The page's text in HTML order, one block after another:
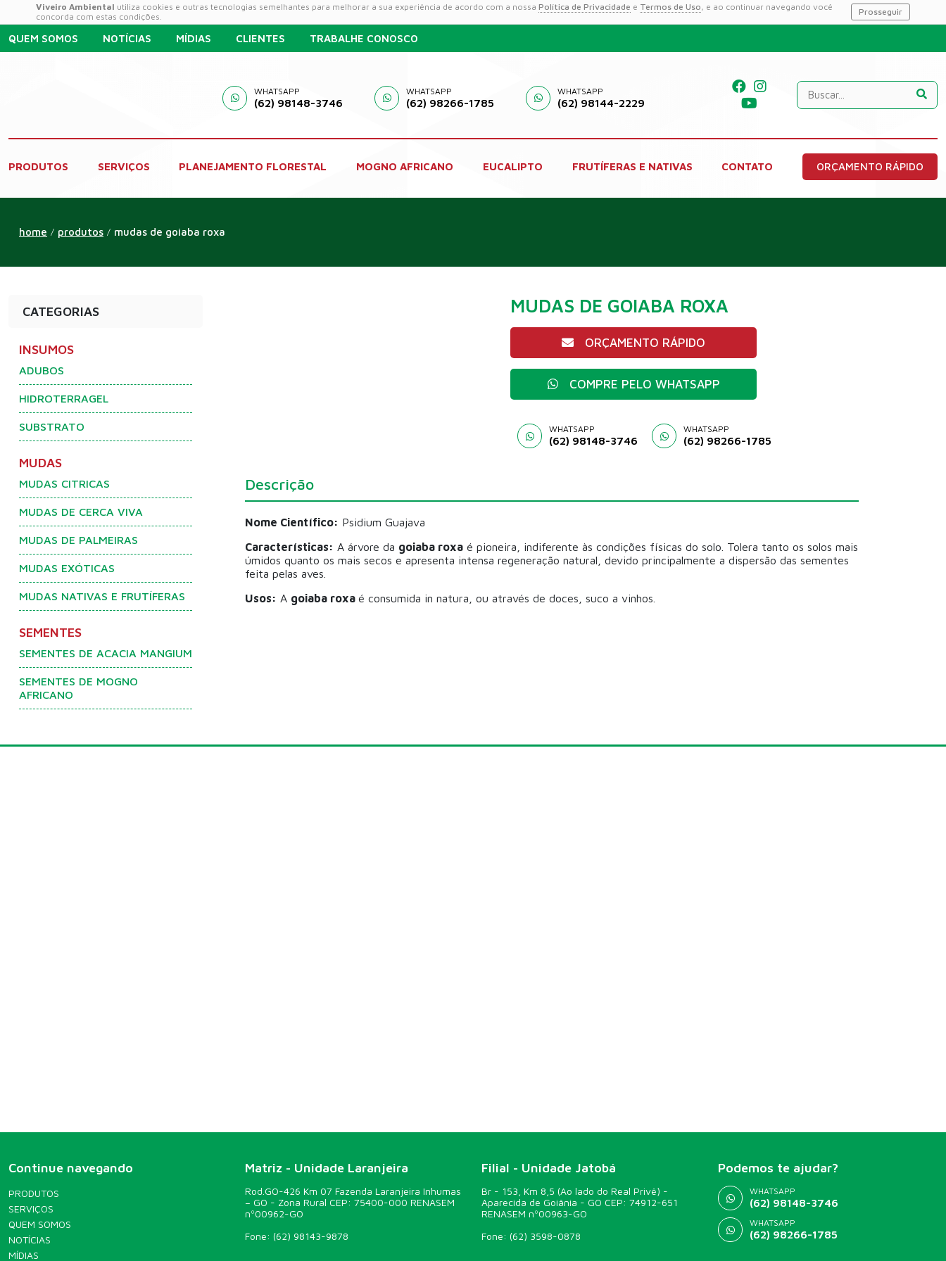
Viveiro Ambiental utiliza cookies e outras tecnologias semelhantes para melhorar a sua experiência de acordo com a nossa Política de Privacidade e Termos de Uso, e ao continuar navegando você
concorda com estas condições.
Prosseguir
QUEM SOMOS NOTÍCIAS MÍDIAS CLIENTES TRABALHE CONOSCO
WHATSAPP
(62) 98148-3746
WHATSAPP
(62) 98266-1785
WHATSAPP
(62) 98144-2229
PRODUTOS SERVIÇOS PLANEJAMENTO FLORESTAL MOGNO AFRICANO EUCALIPTO FRUTÍFERAS E NATIVAS CONTATO ORÇAMENTO RÁPIDO
home / produtos / mudas de goiaba roxa
CATEGORIAS
INSUMOS
ADUBOS
HIDROTERRAGEL
SUBSTRATO
MUDAS
MUDAS CITRICAS
MUDAS DE CERCA VIVA
MUDAS DE PALMEIRAS
MUDAS EXÓTICAS
MUDAS NATIVAS E FRUTÍFERAS
SEMENTES
SEMENTES DE ACACIA MANGIUM
SEMENTES DE MOGNO
AFRICANO
MUDAS DE GOIABA ROXA
ORÇAMENTO RÁPIDO
COMPRE PELO WHATSAPP
WHATSAPP
(62) 98148-3746
WHATSAPP
(62) 98266-1785
Descrição
Nome Científico: Psidium Guajava
Características: A árvore da goiaba roxa é pioneira, indiferente às condições físicas do solo. Tolera tanto os solos mais
úmidos quanto os mais secos e apresenta intensa regeneração natural, devido principalmente a dispersão das sementes
feita pelas aves.
Usos: A goiaba roxa é consumida in natura, ou através de doces, suco a vinhos.
Continue navegando
PRODUTOS
SERVIÇOS
QUEM SOMOS
NOTÍCIAS
MÍDIAS
Matriz - Unidade Laranjeira
Rod.GO-426 Km 07 Fazenda Laranjeira Inhumas
– GO - Zona Rural CEP: 75400-000 RENASEM
nº00962-GO
Fone: (62) 98143-9878
Filial - Unidade Jatobá
Br - 153, Km 8,5 (Ao lado do Real Privê) -
Aparecida de Goiânia - GO CEP: 74912-651
RENASEM nº00963-GO
Fone: (62) 3598-0878
Podemos te ajudar?
WHATSAPP
(62) 98148-3746
WHATSAPP
(62) 98266-1785